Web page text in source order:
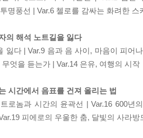
명풍선 | Var.6 첼로를 감싸는 화려한 스
의 해석 노트길을 잃다
잃다 | Var.9 음과 음 사이, 마음이 피어
무엇을 듣는가 | Var.14 은유, 여행의 시작
시간에서 음표를 건져 올리는 법
로놈과 시간의 윤곽선 | Var.16 ㅤ600
피에로의 우울한 춤, 달빛의 사라